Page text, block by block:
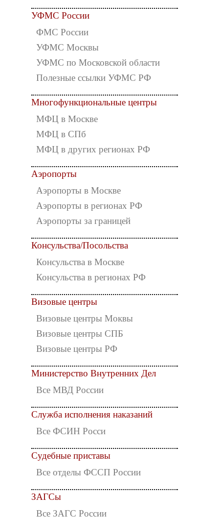
УФМС России
ФМС России
УФМС Москвы
УФМС по Московской области
Полезные ссылки УФМС РФ
Многофункциональные центры
МФЦ в Москве
МФЦ в СПб
МФЦ в других регионах РФ
Аэропорты
Аэропорты в Москве
Аэропорты в регионах РФ
Аэропорты за границей
Консульства/Посольства
Консульства в Москве
Консульства в регионах РФ
Визовые центры
Визовые центры Моквы
Визовые центры СПБ
Визовые центры РФ
Министерство Внутренних Дел
Все МВД России
Служба исполнения наказаний
Все ФСИН Росси
Судебные приставы
Все отделы ФССП России
ЗАГСы
Все ЗАГС России